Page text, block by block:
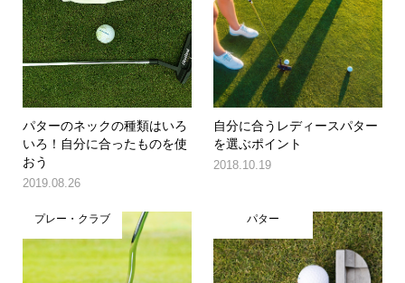
パターのネックの種類はいろ
いろ！自分に合ったものを使
おう
2019.08.26
自分に合うレディースパター
を選ぶポイント
2018.10.19
プレー・クラブ パター